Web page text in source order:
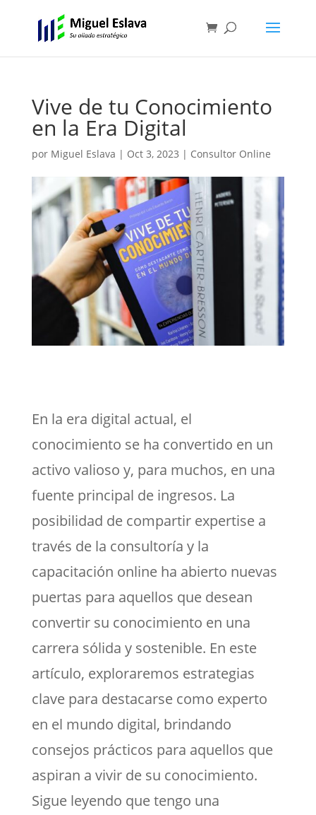
Vive de tu Conocimiento
en la Era Digital
por Miguel Eslava | Oct 3, 2023 | Consultor Online
En la era digital actual, el
conocimiento se ha convertido en un
activo valioso y, para muchos, en una
fuente principal de ingresos. La
posibilidad de compartir expertise a
través de la consultoría y la
capacitación online ha abierto nuevas
puertas para aquellos que desean
convertir su conocimiento en una
carrera sólida y sostenible. En este
artículo, exploraremos estrategias
clave para destacarse como experto
en el mundo digital, brindando
consejos prácticos para aquellos que
aspiran a vivir de su conocimiento.
Sigue leyendo que tengo una